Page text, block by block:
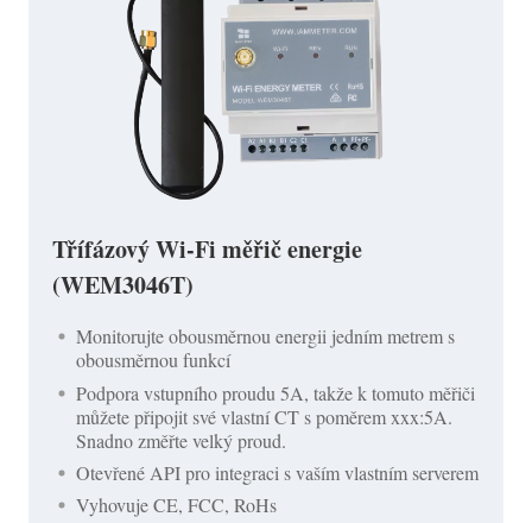
Třífázový Wi-Fi měřič energie
(WEM3046T)
Monitorujte obousměrnou energii jedním metrem s
obousměrnou funkcí
Podpora vstupního proudu 5A, takže k tomuto měřiči
můžete připojit své vlastní CT s poměrem xxx:5A.
Snadno změřte velký proud.
Otevřené API pro integraci s vaším vlastním serverem
Vyhovuje CE, FCC, RoHs